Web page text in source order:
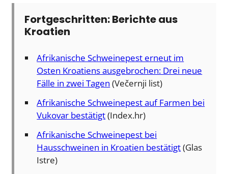
Fortgeschritten: Berichte aus
Kroatien
Afrikanische Schweinepest erneut im
Osten Kroatiens ausgebrochen: Drei neue
Fälle in zwei Tagen (Večernji list)
Afrikanische Schweinepest auf Farmen bei
Vukovar bestätigt(Index.hr)
Afrikanische Schweinepest bei
Hausschweinen in Kroatien bestätigt(Glas
Istre)